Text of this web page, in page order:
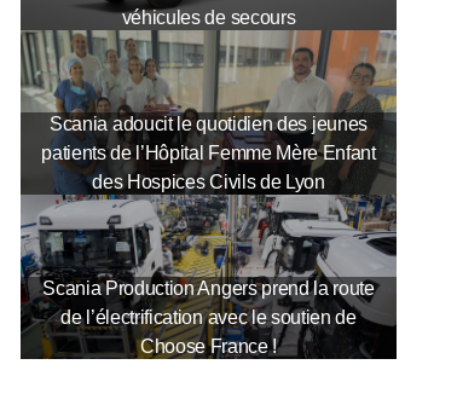
véhicules de secours
Scania adoucit le quotidien des jeunes
patients de l’Hôpital Femme Mère Enfant
des Hospices Civils de Lyon
Scania Production Angers prend la route
de l’électrification avec le soutien de
Choose France !